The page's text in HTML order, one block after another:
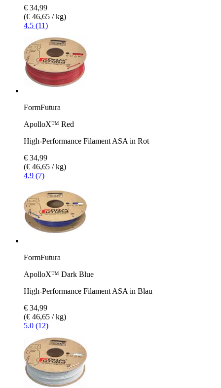
€ 34,99
(€ 46,65 / kg)
4.5 (11)
FormFutura
ApolloX™ Red
High-Performance Filament ASA in Rot
€ 34,99
(€ 46,65 / kg)
4.9 (7)
FormFutura
ApolloX™ Dark Blue
High-Performance Filament ASA in Blau
€ 34,99
(€ 46,65 / kg)
5.0 (12)